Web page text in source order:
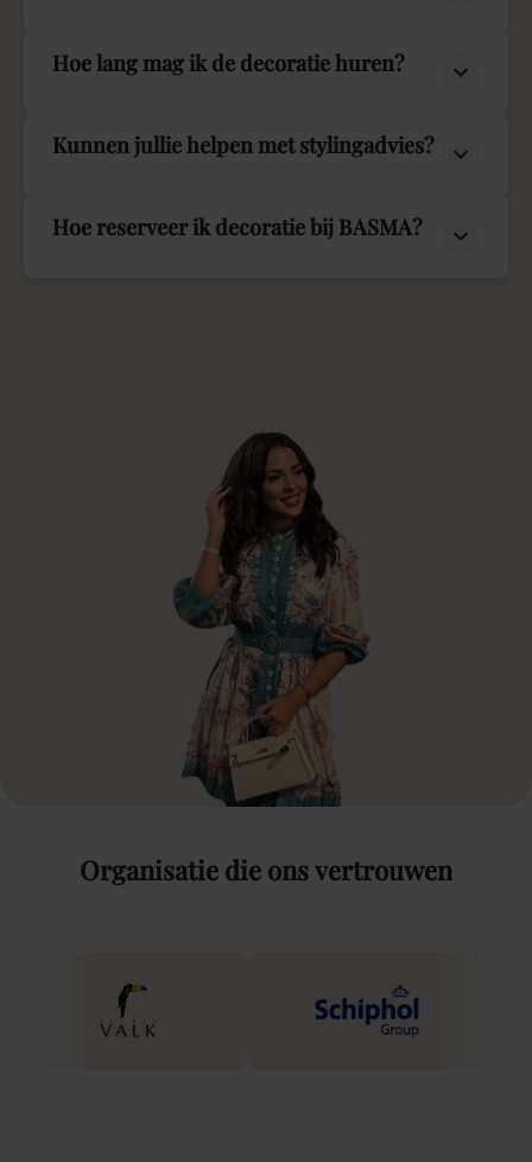
Hoe lang mag ik de decoratie huren?
Kunnen jullie helpen met stylingadvies?
Hoe reserveer ik decoratie bij BASMA?
Organisatie die onsvertrouwen